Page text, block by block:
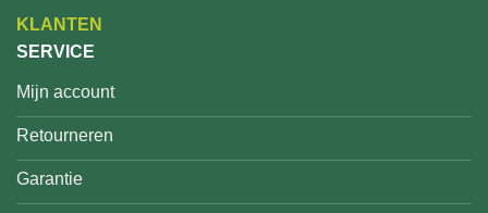
KLANTEN
SERVICE
Mijn account
Retourneren
Garantie